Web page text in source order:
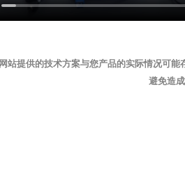
站提供的技术方案与您产品的实际情况可
避免造成